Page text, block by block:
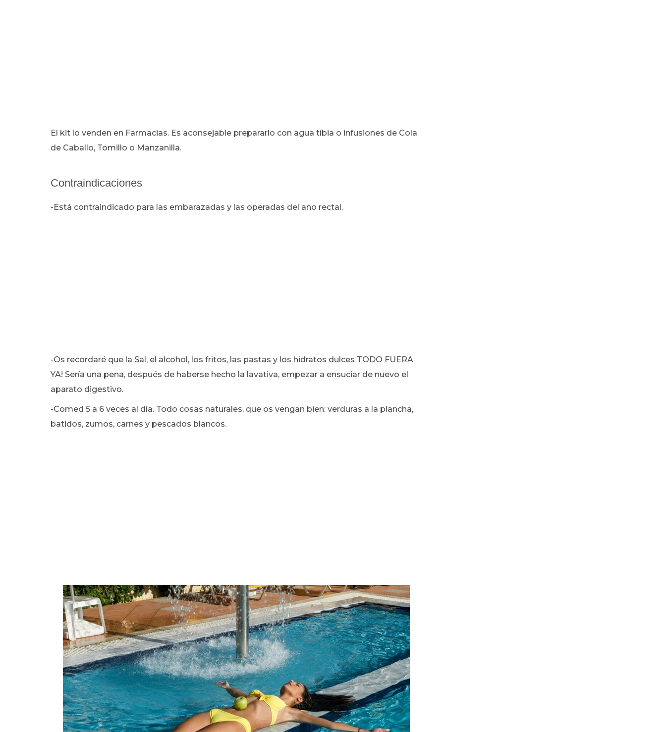
El kit lo venden en Farmacias. Es aconsejable prepararlo con agua tíbia o infusiones de Cola
de Caballo, Tomillo o Manzanilla.
Contraindicaciones
-Está contraindicado para las embarazadas y las operadas del ano rectal.
-Os recordaré que la Sal, el alcohol, los fritos, las pastas y los hidratos dulces TODO FUERA
YA! Sería una pena, después de haberse hecho la lavativa, empezar a ensuciar de nuevo el
aparato digestivo.
-Comed 5 a 6 veces al día. Todo cosas naturales, que os vengan bien: verduras a la plancha,
batidos, zumos, carnes y pescados blancos.